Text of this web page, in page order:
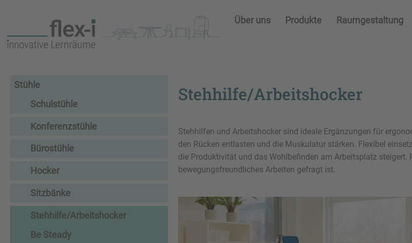
Über uns Produkte Raumgestaltung
Stühle
Schulstühle
Konferenzstühle
Bürostühle
Hocker
Sitzbänke
Stehhilfe/Arbeitshocker
Be Steady
Stehhilfe/Arbeitshocker
Stehhilfen und Arbeitshocker sind ideale Ergänzungen für
den Rücken entlasten und die Muskulatur stärken. Flexibel
die Produktivität und das Wohlbefinden am Arbeitsplatz steigert.
bewegungsfreundliches Arbeiten gefragt ist.